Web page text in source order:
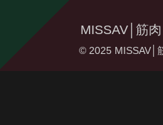
MISSAV│筋
© 2025 MISSAV│